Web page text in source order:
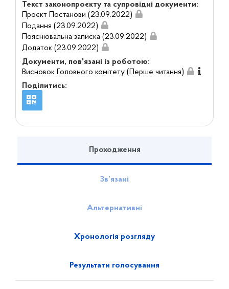
Текст законопроєкту та супровідні документи:
Проєкт Постанови (23.09.2022)
Подання (23.09.2022)
Пояснювальна записка (23.09.2022)
Додаток (23.09.2022)
Документи, пов'язані із роботою:
Висновок Головного комітету (Перше читання)
Поділитись:
Проходження
Зв’язані
Альтернативні
Хронологія розгляду
Результати голосування